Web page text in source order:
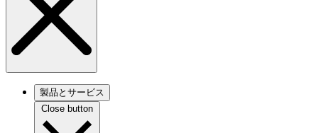
製品とサービス
Close button